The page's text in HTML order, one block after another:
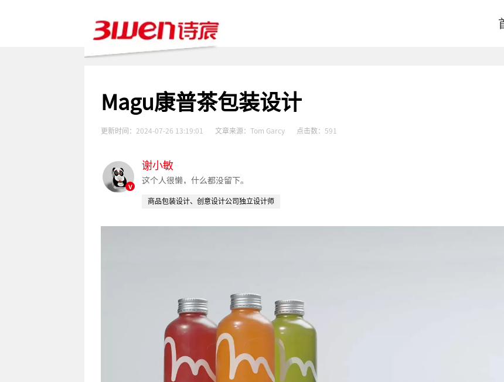
Magu康普茶包装设计
更新时间： 2024-07-26 13:19:01 文章来源：Tom Garcy 点击数：591
v
谢小敏
这个人很懒，什么都没留下。
商品包装设计、创意设计公司独立设计师